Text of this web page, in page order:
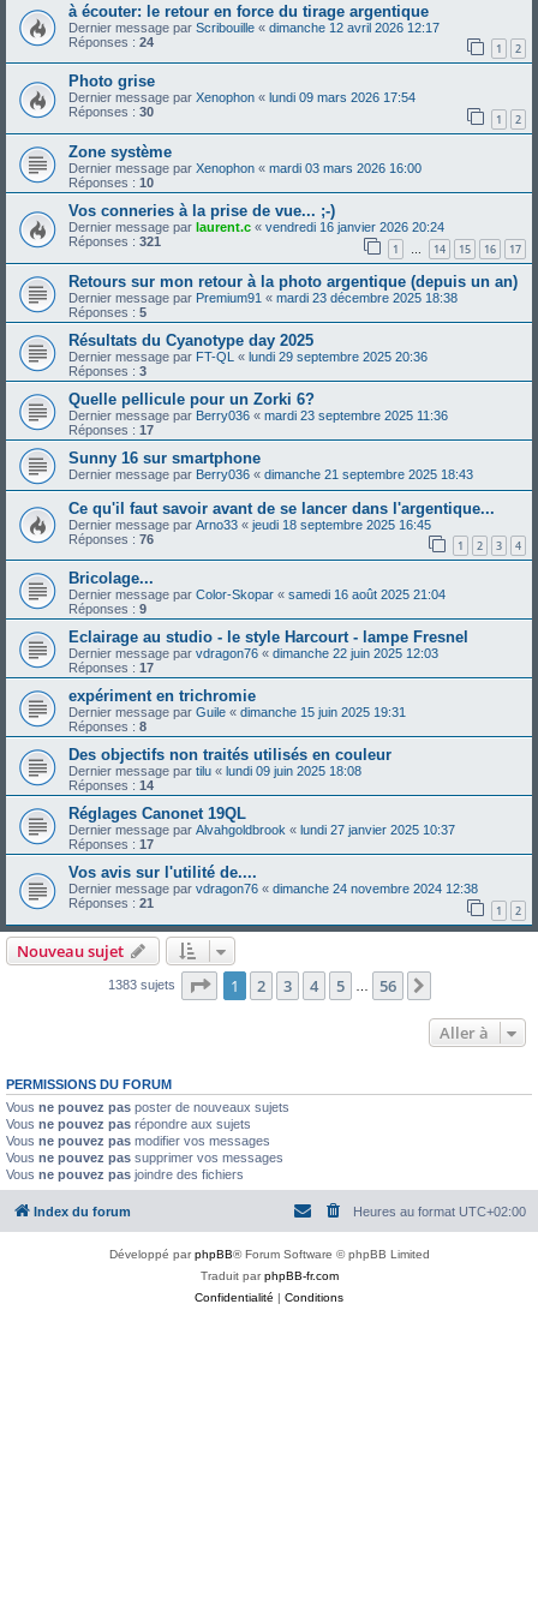
à écouter: le retour en force du tirage argentique
Dernier message par Scribouille « dimanche 12 avril 2026 12:17
Réponses : 24 1 2
Photo grise
Dernier message par Xenophon « lundi 09 mars 2026 17:54
Réponses : 30 1 2
Zone système
Dernier message par Xenophon « mardi 03 mars 2026 16:00
Réponses : 10
Vos conneries à la prise de vue... ;-)
Dernier message par laurent.c « vendredi 16 janvier 2026 20:24
Réponses : 321 1 … 14 15 16 17
Retours sur mon retour à la photo argentique (depuis un an)
Dernier message par Premium91 « mardi 23 décembre 2025 18:38
Réponses : 5
Résultats du Cyanotype day 2025
Dernier message par FT-QL « lundi 29 septembre 2025 20:36
Réponses : 3
Quelle pellicule pour un Zorki 6?
Dernier message par Berry036 « mardi 23 septembre 2025 11:36
Réponses : 17
Sunny 16 sur smartphone
Dernier message par Berry036 « dimanche 21 septembre 2025 18:43
Ce qu'il faut savoir avant de se lancer dans l'argentique...
Dernier message par Arno33 « jeudi 18 septembre 2025 16:45
Réponses : 76 1 2 3 4
Bricolage...
Dernier message par Color-Skopar « samedi 16 août 2025 21:04
Réponses : 9
Eclairage au studio - le style Harcourt - lampe Fresnel
Dernier message par vdragon76 « dimanche 22 juin 2025 12:03
Réponses : 17
expériment en trichromie
Dernier message par Guile « dimanche 15 juin 2025 19:31
Réponses : 8
Des objectifs non traités utilisés en couleur
Dernier message par tilu « lundi 09 juin 2025 18:08
Réponses : 14
Réglages Canonet 19QL
Dernier message par Alvahgoldbrook « lundi 27 janvier 2025 10:37
Réponses : 17
Vos avis sur l'utilité de....
Dernier message par vdragon76 « dimanche 24 novembre 2024 12:38
Réponses : 21 1 2
Nouveau sujet
1383 sujets Page 1sur56
1 2 3 4 5 56
Aller à
PERMISSIONS DU FORUM
Vous ne pouvez pas poster de nouveaux sujets
Vous ne pouvez pas répondre aux sujets
Vous ne pouvez pas modifier vos messages
Vous ne pouvez pas supprimer vos messages
Vous ne pouvez pas joindre des fichiers
Index du forum Heures au format UTC+02:00
Développé parphpBB® Forum Software © phpBB Limited
Traduit parphpBB-fr.com
Confidentialité | Conditions